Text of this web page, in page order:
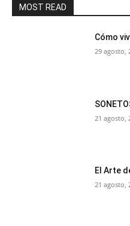
MOST READ
Cómo
29 agosto,
21 agosto,
El Arte
21 agosto,